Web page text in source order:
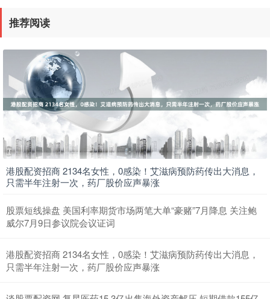
推荐阅读
港股配资招商 2134名女性，0感染！艾滋病预防药传出大消息，
只需半年注射一次，药厂股价应声暴涨
股票短线操盘 美国利率期货市场两笔大单“豪赌”7月降息 关注鲍
威尔7月9日参议院会议证词
港股配资招商 2134名女性，0感染！艾滋病预防药传出大消息，
只需半年注射一次，药厂股价应声暴涨